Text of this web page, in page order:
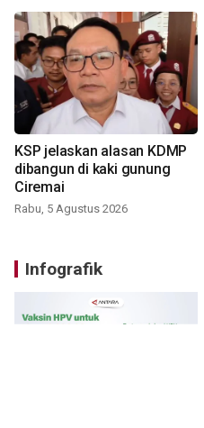
KSP jelaskan alasan KDMP
dibangun di kaki gunung
Ciremai
Rabu, 5 Agustus 2026
Infografik